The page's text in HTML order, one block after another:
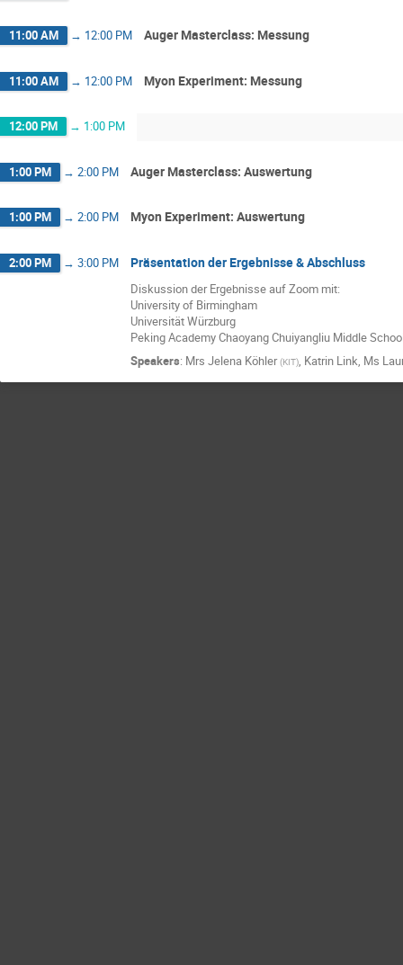
11:00 AM → 12:00 PM Auger Masterclass: Messung
11:00 AM → 12:00 PM Myon Experiment: Messung
12:00 PM → 1:00 PM
1:00 PM → 2:00 PM Auger Masterclass: Auswertung
1:00 PM → 2:00 PM Myon Experiment: Auswertung
2:00 PM → 3:00 PM Präsentation der Ergebnisse & Abschluss
Diskussion der Ergebnisse auf Zoom mit:
University of Birmingham
Universität Würzburg
Peking Academy Chaoyang Chuiyangliu Middle
Speakers: Mrs Jelena Köhler (KIT), Katrin Link, Ms